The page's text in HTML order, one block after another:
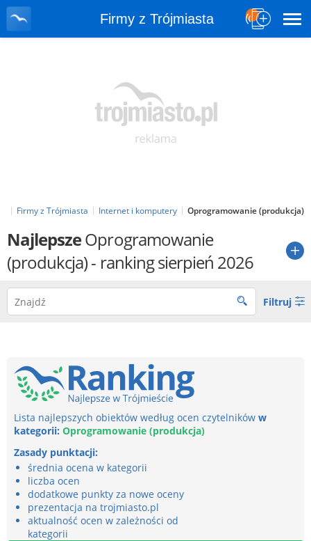
Firmy z Trójmiasta
Firmy z Trójmiasta Internet i komputery Oprogramowanie (produkcja)
NajlepszeOprogramowanie
(produkcja)- ranking sierpień 2026
Filtruj
Lista najlepszych obiektów według ocen czytelników w
kategorii: Oprogramowanie (produkcja)
Zasady punktacji:
średnia ocena w kategorii
liczba ocen
dodatkowe punkty za nowe oceny
prezentacja na trojmiasto.pl
aktualność ocen w zależności od
kategorii